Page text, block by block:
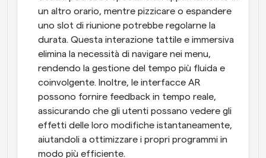
un altro orario, mentre pizzicare o espandere
uno slot di riunione potrebbe regolarne la
durata. Questa interazione tattile e immersiva
elimina la necessità di navigare nei menu,
rendendo la gestione del tempo più fluida e
coinvolgente. Inoltre, le interfacce AR
possono fornire feedback in tempo reale,
assicurando che gli utenti possano vedere gli
effetti delle loro modifiche istantaneamente,
aiutandoli a ottimizzare i propri programmi in
modo più efficiente.